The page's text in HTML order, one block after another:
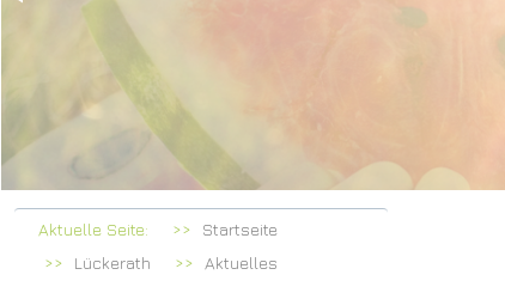
bei
Aktuelle Seite:
Startseite
Lückerath
Aktuelles